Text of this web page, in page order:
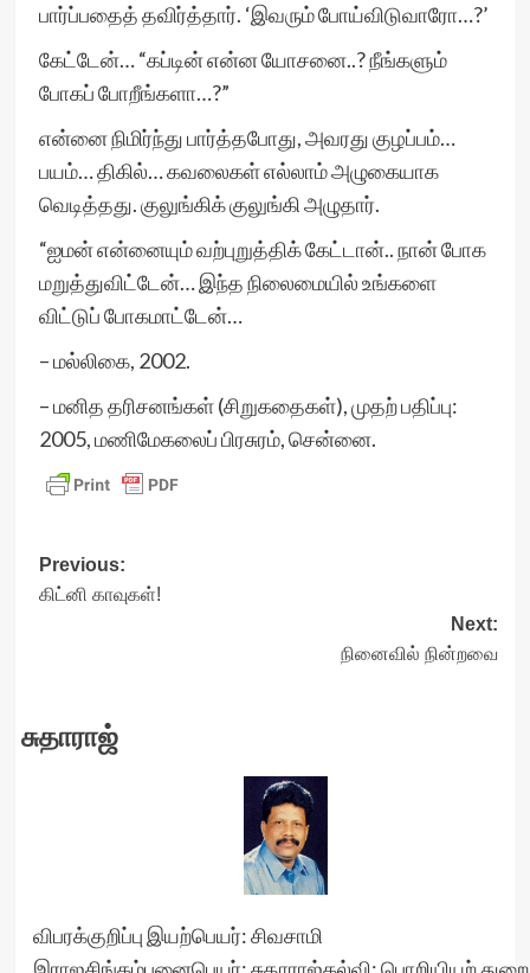
பார்ப்பதைத் தவிர்த்தார். ‘இவரும் போய்விடுவாரோ…?’
கேட்டேன்… “கப்டின் என்ன யோசனை..? நீங்களும்
போகப் போறீங்களா…?”
என்னை நிமிர்ந்து பார்த்தபோது, அவரது குழப்பம்…
பயம்… திகில்… கவலைகள் எல்லாம் அழுகையாக
வெடித்தது. குலுங்கிக் குலுங்கி அழுதார்.
“ஐமன் என்னையும் வற்புறுத்திக் கேட்டான்.. நான் போக
மறுத்துவிட்டேன்… இந்த நிலைமையில் உங்களை
விட்டுப் போகமாட்டேன்…
– மல்லிகை, 2002.
– மனித தரிசனங்கள் (சிறுகதைகள்), முதற் பதிப்பு:
2005, மணிமேகலைப் பிரசுரம், சென்னை.
Post
navigation
Previous:
கிட்னி காவுகள்!
Next:
நினைவில் நின்றவை
சுதாராஜ்
விபரக்குறிப்பு இயற்பெயர்: சிவசாமி